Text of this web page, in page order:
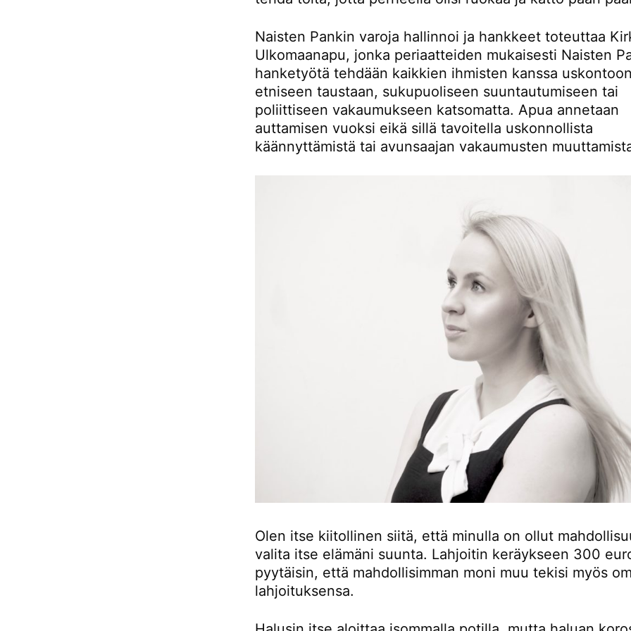
Naisten Pankin varoja hallinnoi ja hankkeet toteuttaa
Ulkomaanapu, jonka periaatteiden mukaisesti Naisten
hanketyötä tehdään kaikkien ihmisten kanssa
etniseen taustaan, sukupuoliseen suuntautumiseen tai
poliittiseen vakaumukseen katsomatta. Apua annetaan
auttamisen vuoksi eikä sillä tavoitella uskonnollista
käännyttämistä tai avunsaajan vakaumusten
Olen itse kiitollinen siitä, että minulla on ollut
valita itse elämäni suunta. Lahjoitin keräykseen 300
pyytäisin, että mahdollisimman moni muu tekisi myös
lahjoituksensa.